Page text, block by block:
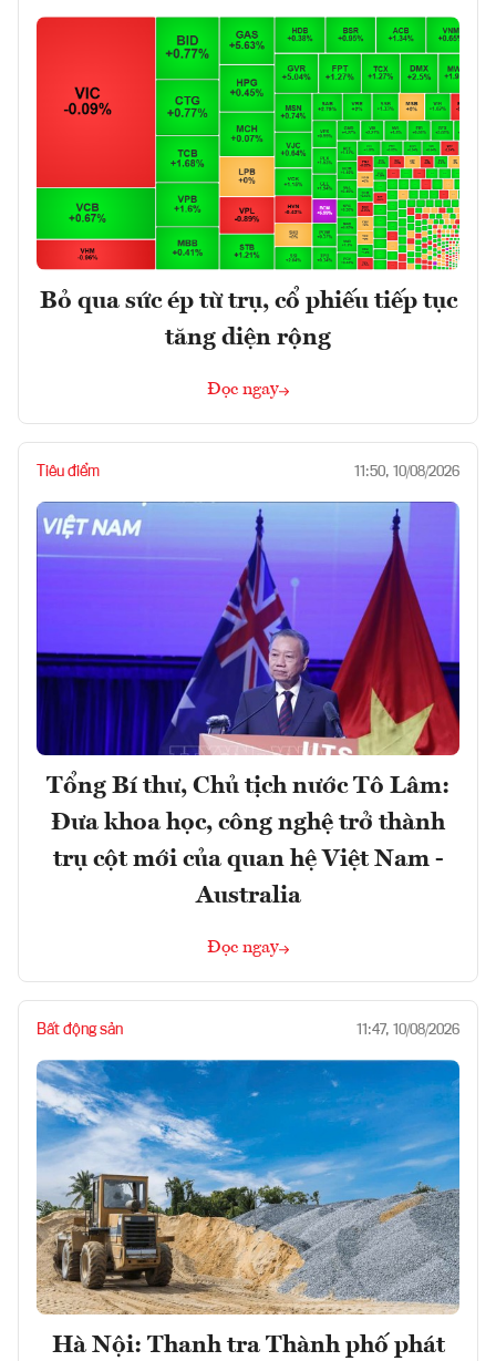
Bỏ qua sức ép từ trụ, cổ phiếu tiếp tục
tăng diện rộng
Đọc ngay
Tiêu điểm 11:50, 10/08/2026
Tổng Bí thư, Chủ tịch nước Tô Lâm:
Đưa khoa học, công nghệ trở thành
trụ cột mới của quan hệ Việt Nam -
Australia
Đọc ngay
Bất động sản 11:47, 10/08/2026
Hà Nội: Thanh tra Thành phố phát